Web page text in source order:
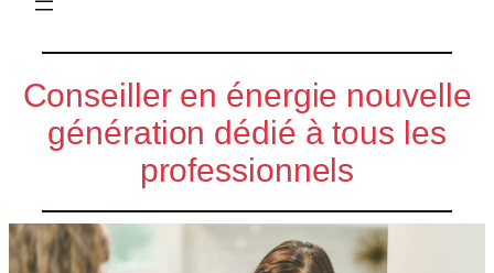
Conseiller en énergie nouvelle
génération dédié à tous les
professionnels